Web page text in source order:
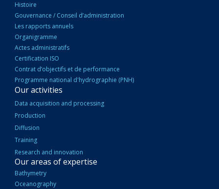
Histoire
Gouvernance / Conseil d’administration
Les rapports annuels
Organigramme
Actes administratifs
Certification ISO
Contrat d’objectifs et de performance
Programme national d'hydrographie (PNH)
Our activities
Data acquisition and processing
Production
Diffusion
Training
Research and innovation
Our areas of expertise
Bathymetry
Oceanography